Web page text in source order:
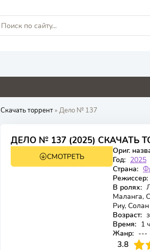
0 0
Скачать торрент» Дело № 137
ДЕЛО № 137 (2025) СКАЧАТЬ
6.776 7.3
СМОТРЕТЬ
Ориг.
Год: 2025
Страна:
Режиссер:
В ролях:
Маланга,
Риу,
Возраст:
Время: 1
Жанр: ---
3.8
4 6